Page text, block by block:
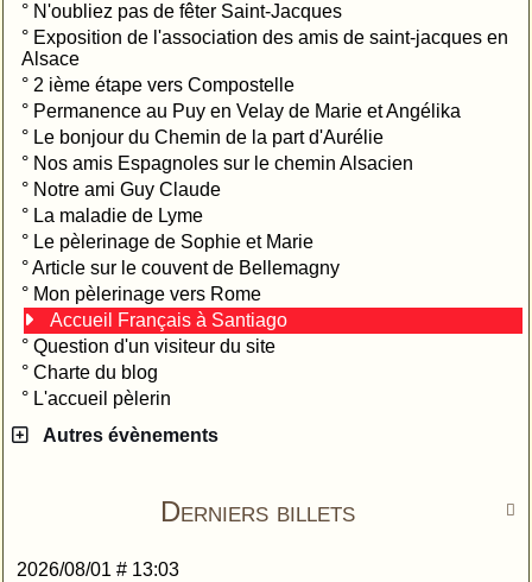
° N'oubliez pas de fêter Saint-Jacques
° Exposition de l'association des amis de saint-jacques en
Alsace
° 2 ième étape vers Compostelle
° Permanence au Puy en Velay de Marie et Angélika
° Le bonjour du Chemin de la part d'Aurélie
° Nos amis Espagnoles sur le chemin Alsacien
° Notre ami Guy Claude
° La maladie de Lyme
° Le pèlerinage de Sophie et Marie
°Article sur le couvent de Bellemagny
° Mon pèlerinage vers Rome
Accueil Français à Santiago
° Question d'un visiteur du site
° Charte du blog
° L'accueil pèlerin
Autres évènements

Derniers billets
2026/08/01 # 13:03